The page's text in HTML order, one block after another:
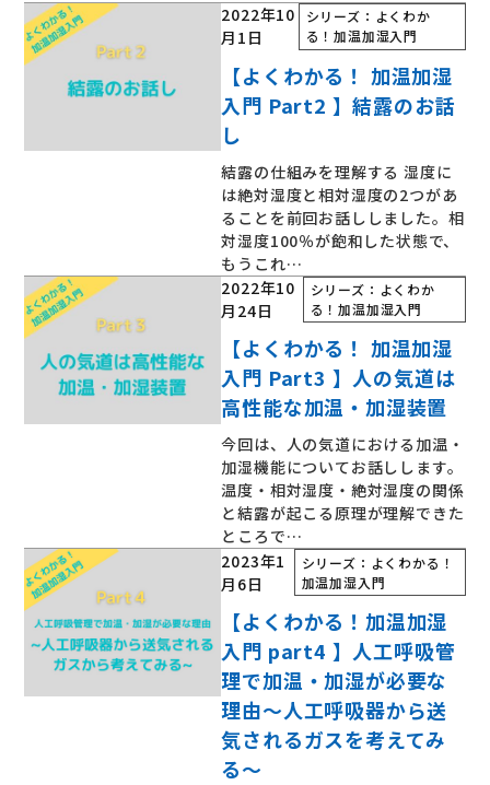
2022年10
月1日
シリーズ：よくわか
る！加温加湿入門
【よくわかる！ 加温加湿
入門 Part2 】結露のお話
し
結露の仕組みを理解する 湿度に
は絶対湿度と相対湿度の2つがあ
ることを前回お話ししました。相
対湿度100％が飽和した状態で、
もうこれ…
2022年10
月24日
シリーズ：よくわか
る！加温加湿入門
【よくわかる！ 加温加湿
入門 Part3 】人の気道は
高性能な加温・加湿装置
今回は、人の気道における加温・
加湿機能についてお話しします。
温度・相対湿度・絶対湿度の関係
と結露が起こる原理が理解できた
ところで…
2023年1
月6日
シリーズ：よくわかる！
加温加湿入門
【よくわかる！加温加湿
入門 part4 】人工呼吸管
理で加温・加湿が必要な
理由～人工呼吸器から送
気されるガスを考えてみ
る～